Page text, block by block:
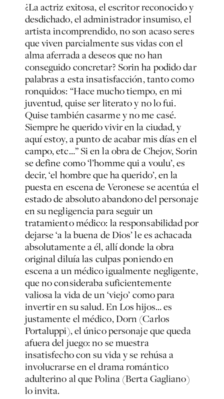
¿La actriz exitosa, el escritor reconocido y
desdichado, el administrador insumiso, el
artista incomprendido, no son acaso seres
que viven parcialmente sus vidas con el
alma aferrada a deseos que no han
conseguido concretar? Sorin ha podido dar
palabras a esta insatisfacción, tanto como
ronquidos: “Hace mucho tiempo, en mi
juventud, quise ser literato y no lo fui.
Quise también casarme y no me casé.
Siempre he querido vivir en la ciudad, y
aquí estoy, a punto de acabar mis días en el
campo, etc…” Si en la obra de Chejov, Sorin
se define como ‘l’homme qui a voulu’, es
decir, ‘el hombre que ha querido’, en la
puesta en escena de Veronese se acentúa el
estado de absoluto abandono del personaje
en su negligencia para seguir un
tratamiento médico: la responsabilidad por
dejarse ‘a la buena de Dios’ le es achacada
absolutamente a él, allí donde la obra
original diluía las culpas poniendo en
escena a un médico igualmente negligente,
que no consideraba suficientemente
valiosa la vida de un ‘viejo’ como para
invertir en su salud. En Los hijos… es
justamente el médico, Dorn (Carlos
Portaluppi), el único personaje que queda
afuera del juego: no se muestra
insatisfecho con su vida y se rehúsa a
involucrarse en el drama romántico
adulterino al que Polina (Berta Gagliano)
lo invita.